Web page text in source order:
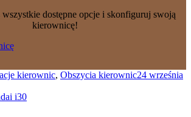
dostępne opcje i skonfiguruj swoją
kierownicę!
kierownic, Obszycia kierownic24 września
i30